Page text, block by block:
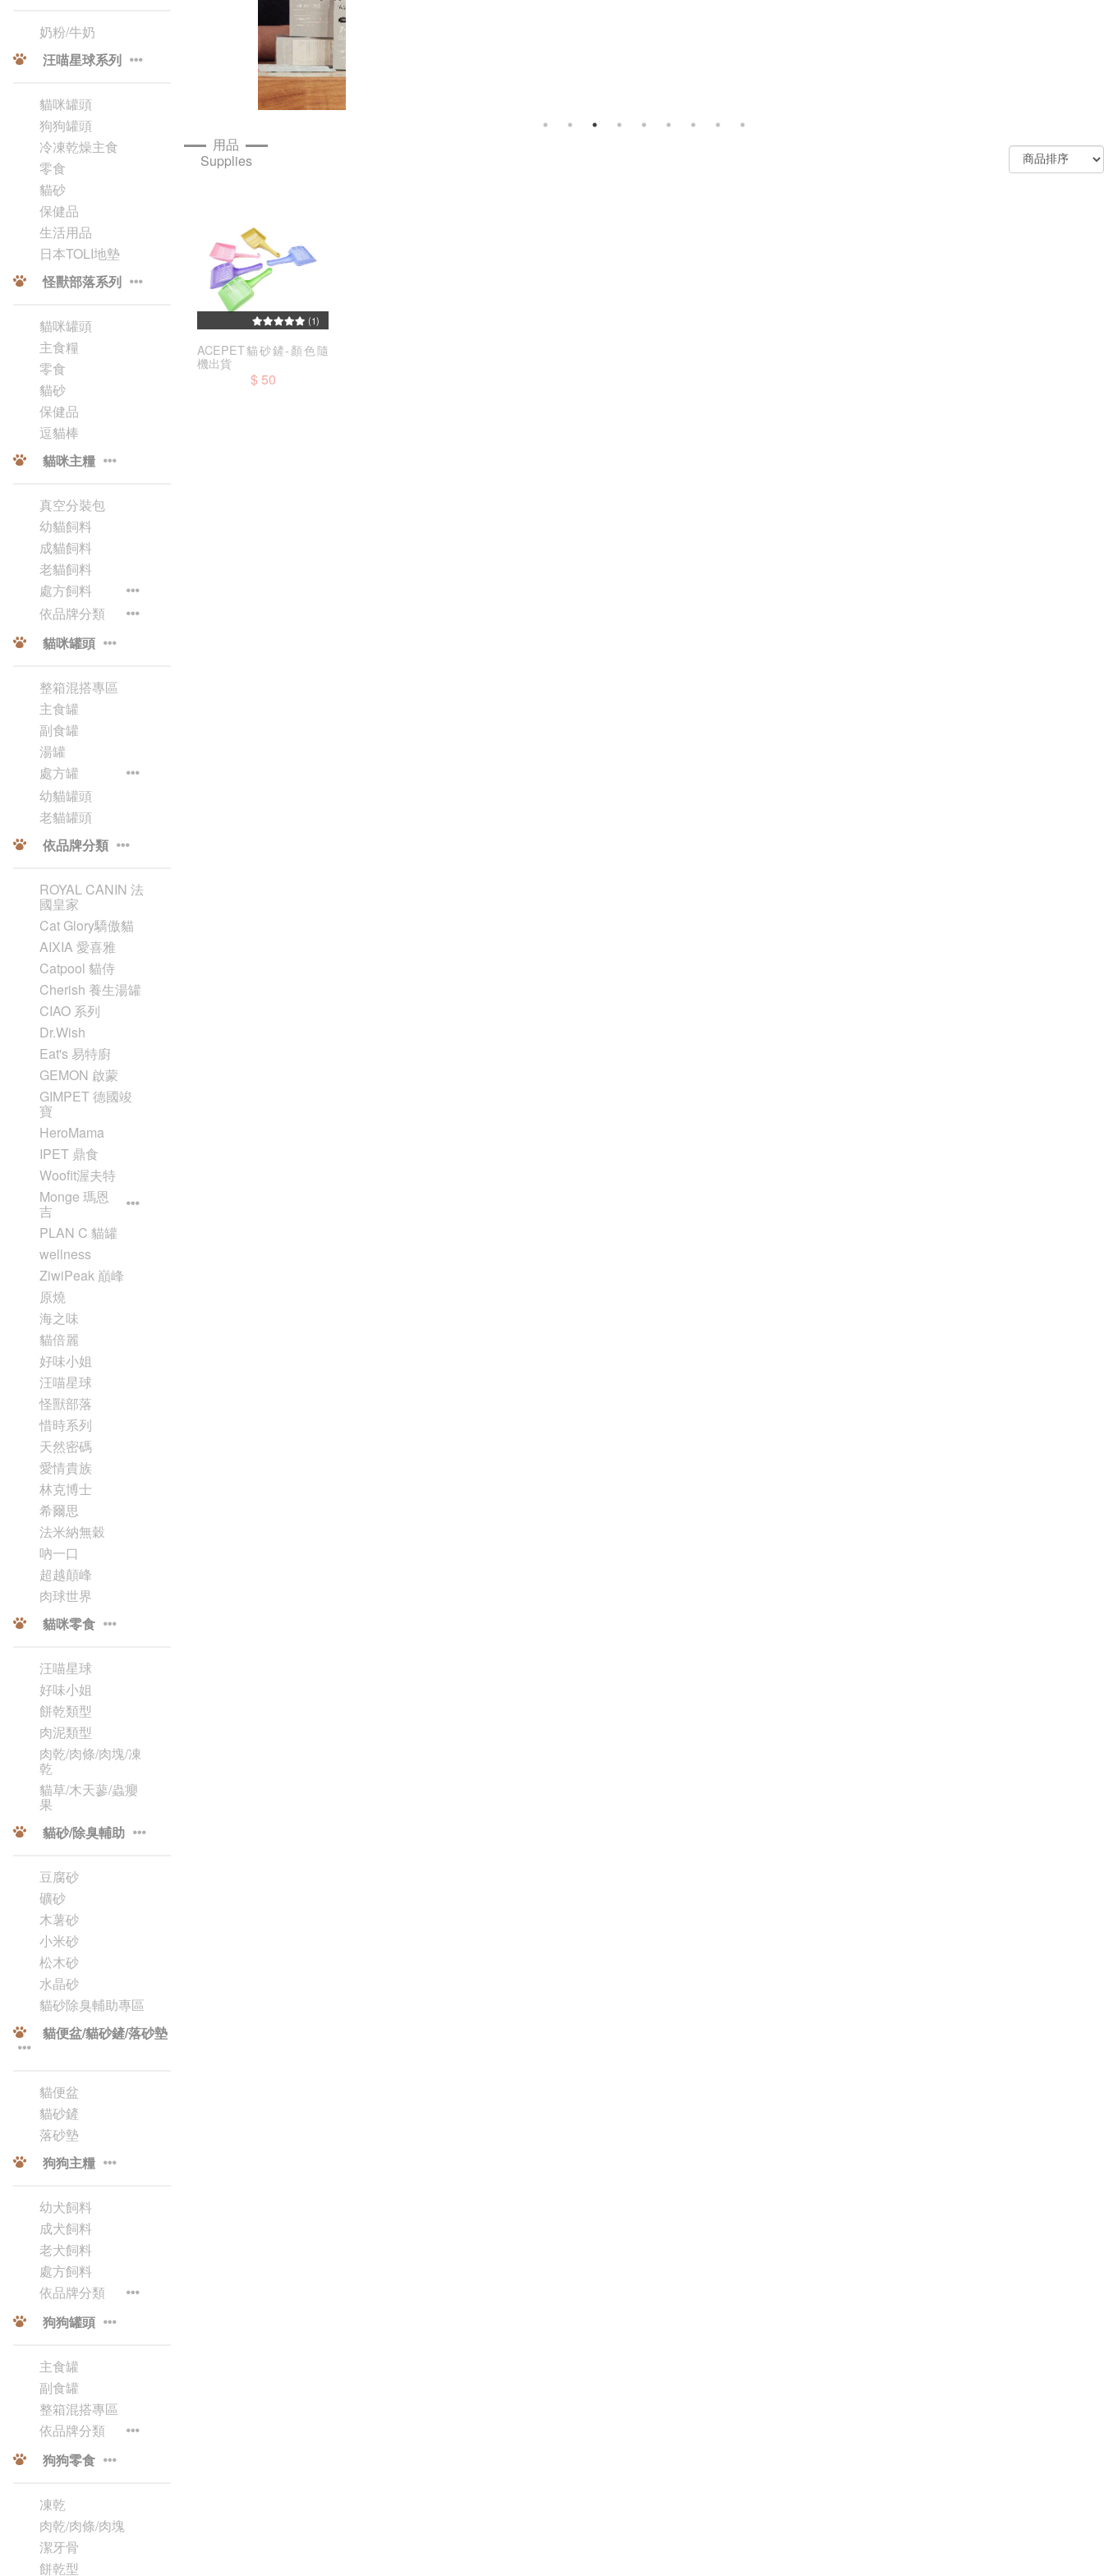
奶粉/牛奶
汪喵星球系列
貓咪罐頭
狗狗罐頭
冷凍乾燥主食
零食
貓砂
保健品
生活用品
日本TOLI地墊
怪獸部落系列
貓咪罐頭
主食糧
零食
貓砂
保健品
逗貓棒
貓咪主糧
真空分裝包
幼貓飼料
成貓飼料
老貓飼料
處方飼料
依品牌分類
貓咪罐頭
整箱混搭專區
主食罐
副食罐
湯罐
處方罐
幼貓罐頭
老貓罐頭
依品牌分類
ROYAL CANIN 法
國皇家
Cat Glory驕傲貓
AIXIA 愛喜雅
Catpool 貓侍
Cherish 養生湯罐
CIAO 系列
Dr.Wish
Eat's 易特廚
GEMON 啟蒙
GIMPET 德國竣
寶
HeroMama
IPET 鼎食
Woofit渥夫特
Monge 瑪恩
吉
PLAN C 貓罐
wellness
ZiwiPeak 巔峰
原燒
海之味
貓倍麗
好味小姐
汪喵星球
怪獸部落
惜時系列
天然密碼
愛情貴族
林克博士
希爾思
法米納無穀
吶一口
超越顛峰
肉球世界
貓咪零食
汪喵星球
好味小姐
餅乾類型
肉泥類型
肉乾/肉條/肉塊/凍
乾
貓草/木天蓼/蟲癭
果
貓砂/除臭輔助
豆腐砂
礦砂
木薯砂
小米砂
松木砂
水晶砂
貓砂除臭輔助專區
貓便盆/貓砂鏟/落砂墊
貓便盆
貓砂鏟
落砂墊
狗狗主糧
幼犬飼料
成犬飼料
老犬飼料
處方飼料
依品牌分類
狗狗罐頭
主食罐
副食罐
整箱混搭專區
依品牌分類
狗狗零食
凍乾
肉乾/肉條/肉塊
潔牙骨
餅乾型
用品
Supplies
(1)
ACEPET貓砂鏟-顏色隨
機出貨
$ 50